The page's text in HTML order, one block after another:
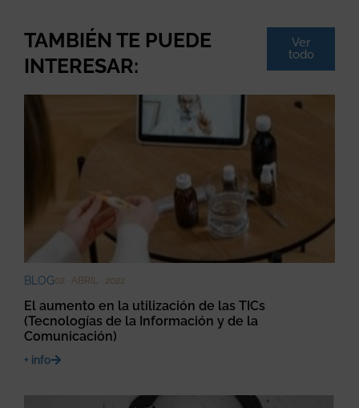
TAMBIÉN TE PUEDE
INTERESAR:
Ver
todo
BLOG02 · ABRIL · 2022
El aumento en la utilización de las TICs
(Tecnologías de la Información y de la
Comunicación)
+ info